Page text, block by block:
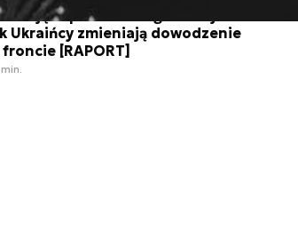
pasmo reorganizacji.
Ukraińcy zmieniają dowodzenie
[RAPORT]